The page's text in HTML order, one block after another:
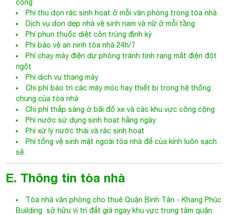
cộng
Phí thu dọn rác sinh hoạt ở mỗi văn phòng trong tòa nhà
Dịch vụ dọn dẹp nhà vệ sinh nam và nữ ở mỗi tầng
Phí phun thuốc diệt côn trùng định kỳ
Phí bảo vệ an ninh tòa nhà 24h/7
Phí chạy máy điện dự phòng tránh tình rạng mất điện đột
ngột
Phí dịch vụ thang máy
Chi phí bảo trì các máy móc hay thiết bị trong hệ thống
chung của tòa nhà
Chi phí thắp sáng ở bãi đổ xe và các khu vực công cộng
Phí nước sử dụng sinh hoạt hằng ngày
Phí xử lý nước thải và rác sinh hoạt
Phí tổng vệ sinh mặt ngoài tòa nhà để của kính luôn sạch
sẽ.
E. Thông tin tòa nhà
Tòa nhà văn phòng cho thuê Quận Bình Tân - Khang Phúc
Building sở hữu vị trí đắt giá ngay khu vực trung tâm quận